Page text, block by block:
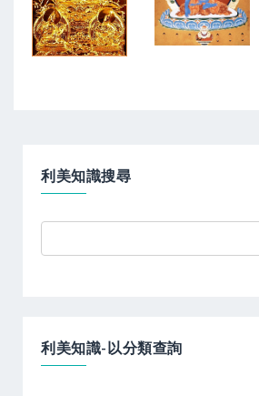
利美知識搜尋
利美知識-以分類查詢